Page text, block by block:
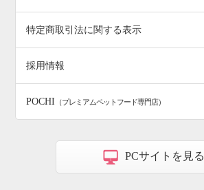
特定商取引法に関する表示
採用情報
POCHI （プレミアムペットフード専門店）
PCサイトを見る